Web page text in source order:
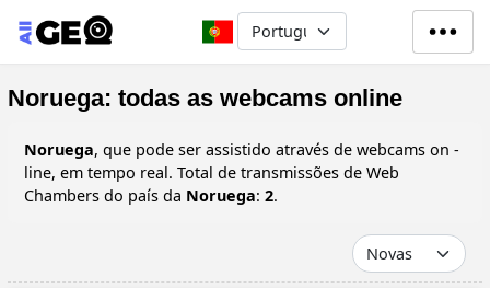
Passar para o conteúdo principal
Select your language
Noruega: todas as webcams online
Noruega, que pode ser assistido através de webcams on -
line, em tempo real. Total de transmissões de Web
Chambers do país da Noruega: 2.